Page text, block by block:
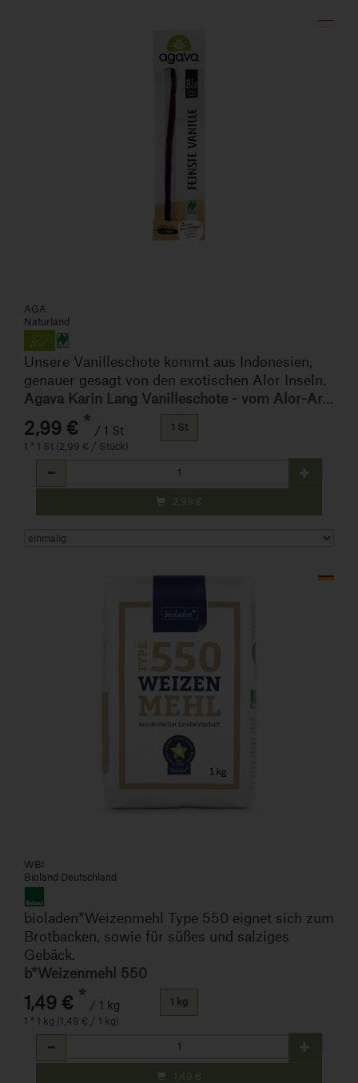
AGA
Naturland
Unsere Vanilleschote kommt aus Indonesien,
genauer gesagt von den exotischen Alor Inseln.
Agava Karin Lang Vanilleschote - vom Alor-Archipel
2,99 € * / 1 St
1 * 1 St (2,99 € / Stück)
1 St
Anzahl
2,99 €
WBI
Bioland Deutschland
bioladen*Weizenmehl Type 550 eignet sich zum
Brotbacken, sowie für süßes und salziges
Gebäck.
b*Weizenmehl 550
1,49 € * / 1 kg
1 * 1 kg (1,49 € / 1 kg)
1 kg
Anzahl
1,49 €